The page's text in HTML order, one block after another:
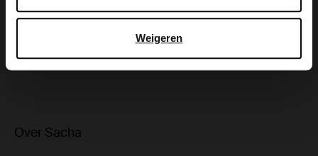
Weigeren
Bezorgen & retour
ga terug
Over Sacha